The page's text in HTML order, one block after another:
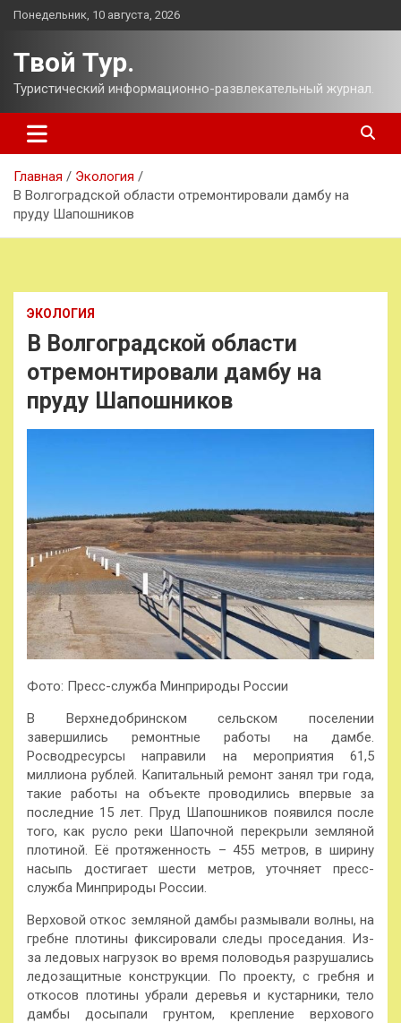
Перейти
Понедельник, 10 августа, 2026
Твой Тур.
Туристический информационно-развлекательный журнал.
Главная
Экология
В Волгоградской области отремонтировали дамбу на
пруду Шапошников
ЭКОЛОГИЯ
В Волгоградской области
отремонтировали дамбу на
пруду Шапошников
Фото: Пресс-служба Минприроды России
В Верхнедобринском сельском поселении
завершились ремонтные работы на дамбе.
Росводресурсы направили на мероприятия 61,5
миллиона рублей. Капитальный ремонт занял три года,
такие работы на объекте проводились впервые за
последние 15 лет. Пруд Шапошников появился после
того, как русло реки Шапочной перекрыли земляной
плотиной. Её протяженность – 455 метров, в ширину
насыпь достигает шести метров, уточняет пресс-
служба Минприроды России.
Верховой откос земляной дамбы размывали волны, на
гребне плотины фиксировали следы проседания. Из-
за ледовых нагрузок во время половодья разрушались
ледозащитные конструкции. По проекту, с гребня и
откосов плотины убрали деревья и кустарники, тело
дамбы досыпали грунтом, крепление верхового